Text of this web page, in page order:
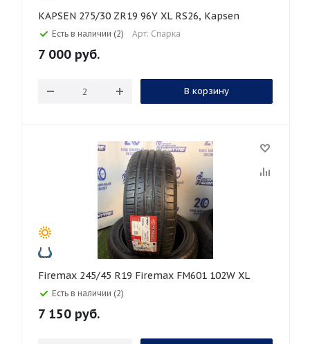
KAPSEN 275/30 ZR19 96Y XL RS26, Kapsen
Есть в наличии (2) Арт: Спарка
7 000 руб.
В корзину
Firemax 245/45 R19 Firemax FM601 102W XL
Есть в наличии (2)
7 150 руб.